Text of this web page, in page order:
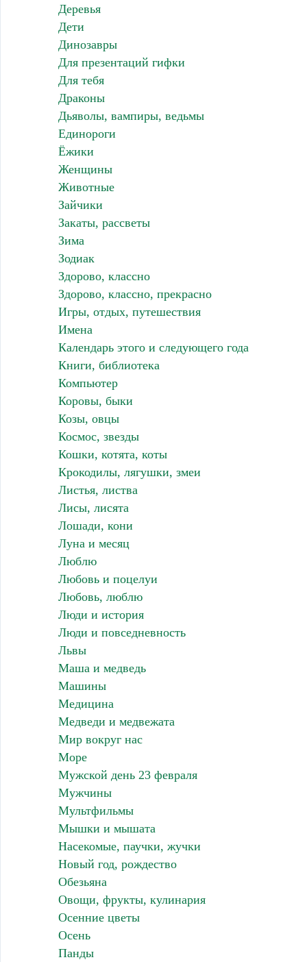
Деревья
Дети
Динозавры
Для презентаций гифки
Для тебя
Драконы
Дьяволы, вампиры, ведьмы
Единороги
Ёжики
Женщины
Животные
Зайчики
Закаты, рассветы
Зима
Зодиак
Здорово, классно
Здорово, классно, прекрасно
Игры, отдых, путешествия
Имена
Календарь этого и следующего года
Книги, библиотека
Компьютер
Коровы, быки
Козы, овцы
Космос, звезды
Кошки, котята, коты
Крокодилы, лягушки, змеи
Листья, листва
Лисы, лисята
Лошади, кони
Луна и месяц
Люблю
Любовь и поцелуи
Любовь, люблю
Люди и история
Люди и повседневность
Львы
Маша и медведь
Машины
Медицина
Медведи и медвежата
Мир вокруг нас
Море
Мужской день 23 февраля
Мужчины
Мультфильмы
Мышки и мышата
Насекомые, паучки, жучки
Новый год, рождество
Обезьяна
Овощи, фрукты, кулинария
Осенние цветы
Осень
Панды